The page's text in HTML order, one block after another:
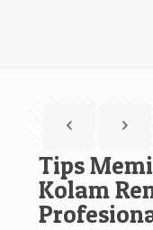
Tips
Kolam